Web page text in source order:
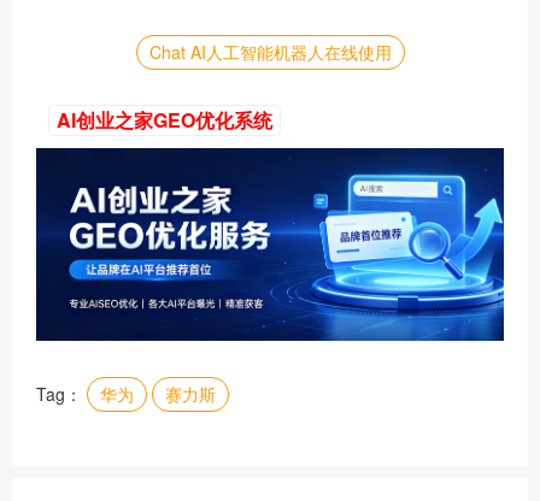
Chat AI人工智能机器人在线使用
AI创业之家GEO优化系统
Tag： 华为 赛力斯